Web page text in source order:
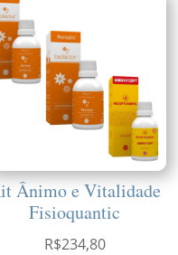
Ânimo e Vitalidade
Fisioquantic
R$234,80